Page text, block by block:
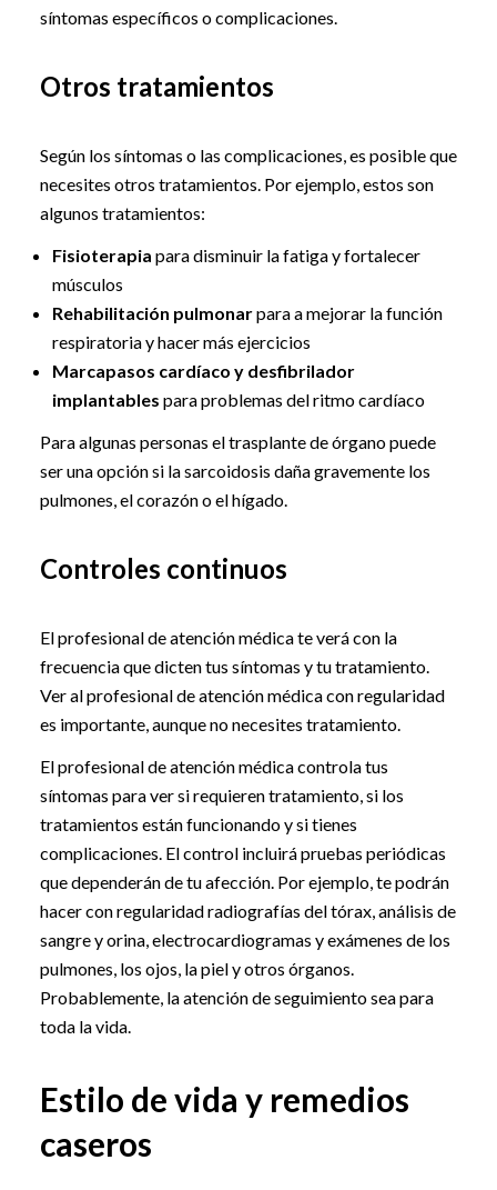
síntomas específicos o complicaciones.
Otros tratamientos
Según los síntomas o las complicaciones, es posible que
necesites otros tratamientos. Por ejemplo, estos son
algunos tratamientos:
Fisioterapia para disminuir la fatiga y fortalecer
músculos
Rehabilitación pulmonarpara a mejorar la función
respiratoria y hacer más ejercicios
Marcapasos cardíaco y desfibrilador
implantables para problemas del ritmo cardíaco
Para algunas personas el trasplante de órgano puede
ser una opción si la sarcoidosis daña gravemente los
pulmones, el corazón o el hígado.
Controles continuos
El profesional de atención médica te verá con la
frecuencia que dicten tus síntomas y tu tratamiento.
Ver al profesional de atención médica con regularidad
es importante, aunque no necesites tratamiento.
El profesional de atención médica controla tus
síntomas para ver si requieren tratamiento, si los
tratamientos están funcionando y si tienes
complicaciones. El control incluirá pruebas periódicas
que dependerán de tu afección. Por ejemplo, te podrán
hacer con regularidad radiografías del tórax, análisis de
sangre y orina, electrocardiogramas y exámenes de los
pulmones, los ojos, la piel y otros órganos.
Probablemente, la atención de seguimiento sea para
toda la vida.
Estilo de vida y remedios
caseros